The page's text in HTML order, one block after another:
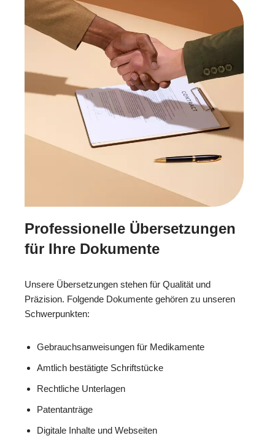
Professionelle Übersetzungen
für Ihre Dokumente
Unsere Übersetzungen stehen für Qualität und
Präzision. Folgende Dokumente gehören zu unseren
Schwerpunkten:
Gebrauchsanweisungen für Medikamente
Amtlich bestätigte Schriftstücke
Rechtliche Unterlagen
Patentanträge
Digitale Inhalte und Webseiten